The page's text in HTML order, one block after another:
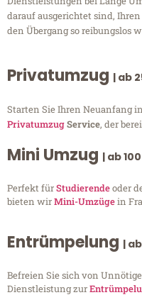
darauf ausgerichtet sind,
den Übergang so reibungslos
Privatumzug | ab
Starten Sie Ihren Neuanfang
PrivatumzugService, der
Mini Umzug | ab
Perfekt fürStudierendeoder
bieten wirMini-Umzügein
Entrümpelung |
Befreien Sie sich von
Dienstleistung zur